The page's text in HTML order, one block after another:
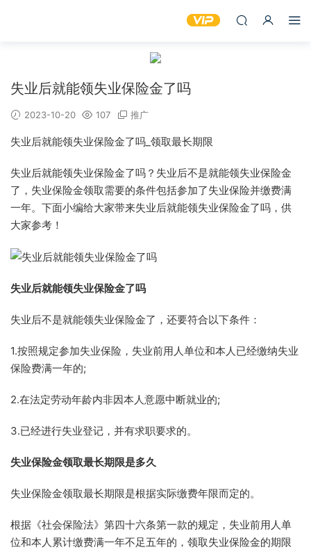
失业后就能领失业保险金了吗
2023-10-20 107 推广
失业后就能领失业保险金了吗_领取最长期限
失业后就能领失业保险金了吗？失业后不是就能领失业保险金
了，失业保险金领取需要的条件包括参加了失业保险并缴费满
一年。下面小编给大家带来失业后就能领失业保险金了吗，供
大家参考！
失业后就能领失业保险金了吗
失业后不是就能领失业保险金了，还要符合以下条件：
1.按照规定参加失业保险，失业前用人单位和本人已经缴纳失业
保险费满一年的;
2.在法定劳动年龄内非因本人意愿中断就业的;
3.已经进行失业登记，并有求职要求的。
失业保险金领取最长期限是多久
失业保险金领取最长期限是根据实际缴费年限而定的。
根据《社会保险法》第四十六条第一款的规定，失业前用人单
位和本人累计缴费满一年不足五年的，领取失业保险金的期限